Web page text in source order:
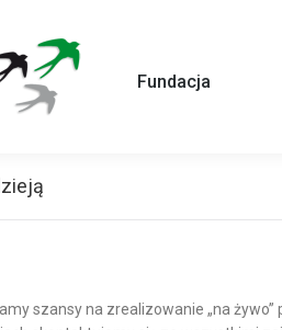
Fundacja
szansy na zrealizowanie „na